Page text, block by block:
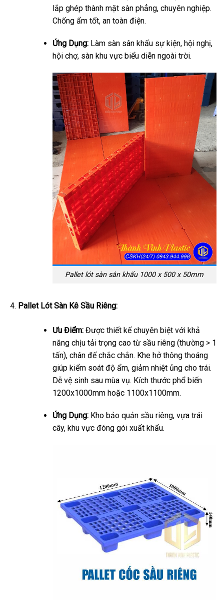
lắp ghép thành mặt sàn phẳng, chuyên nghiệp.
Chống ẩm tốt, an toàn điện.
Ứng Dụng:Làm sàn sân khấu sự kiện, hội nghị,
hội chợ, sàn khu vực biểu diễn ngoài trời.
Pallet lót sàn sân khấu 1000 x 500 x 50mm
Pallet Lót Sàn Kê Sầu Riêng:
Ưu Điểm:Được thiết kế chuyên biệt với khả
năng chịu tải trọng cao từ sầu riêng (thường > 1
tấn), chân đế chắc chắn. Khe hở thông thoáng
giúp kiểm soát độ ẩm, giảm nhiệt ủng cho trái.
Dễ vệ sinh sau mùa vụ. Kích thước phổ biến
1200x1000mm hoặc 1100x1100mm.
Ứng Dụng:Kho bảo quản sầu riêng, vựa trái
cây, khu vực đóng gói xuất khẩu.